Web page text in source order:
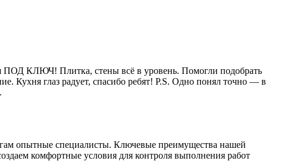
ПОД КЛЮЧ! Плитка, стены всё в уровень. Помогли подобрать
Кухня глаз радует, спасибо ребят! P.S. Одно понял точно — в
опытные специалисты. Ключевые преимущества нашей
комфортные условия для контроля выполнения работ